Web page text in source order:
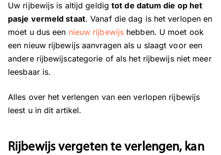
Uw rijbewijs is altijd geldig tot de datum die op het
pasje vermeld staat. Vanaf die dag is het verlopen en
moet u dus een nieuw rijbewijs hebben. U moet ook
een nieuw rijbewijs aanvragen als u slaagt voor een
andere rijbewijscategorie of als het rijbewijs niet meer
leesbaar is.
Alles over het verlengen van een verlopen rijbewijs
leest u in dit artikel.
Rijbewijs vergeten te verlengen, kan